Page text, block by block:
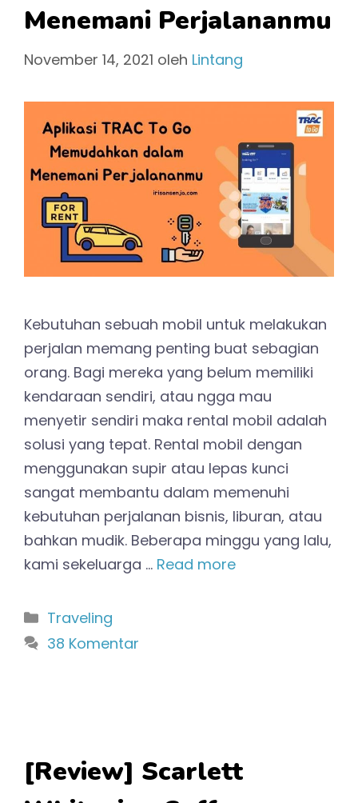
Menemani Perjalananmu
November 14, 2021 oleh Lintang
Kebutuhan sebuah mobil untuk melakukan
perjalan memang penting buat sebagian
orang. Bagi mereka yang belum memiliki
kendaraan sendiri, atau ngga mau
menyetir sendiri maka rental mobil adalah
solusi yang tepat. Rental mobil dengan
menggunakan supir atau lepas kunci
sangat membantu dalam memenuhi
kebutuhan perjalanan bisnis, liburan, atau
bahkan mudik. Beberapa minggu yang lalu,
kami sekeluarga … Read more
Kategori
Traveling
38 Komentar
[Review] Scarlett